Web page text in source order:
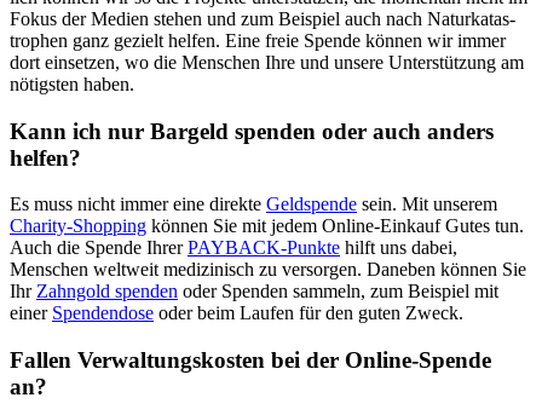
Fokus der Medien stehen und zum Beispiel auch nach Natur­katas­
trophen ganz gezielt helfen. Eine freie Spende können wir immer
dort einsetzen, wo die Menschen Ihre und unsere Unter­stützung am
nötigsten haben.
Kann ich nur Bargeld spenden oder auch anders
helfen?
Es muss nicht immer eine direkte Geld­spende sein. Mit unserem
Charity-Shopping können Sie mit jedem Online-Einkauf Gutes tun.
Auch die Spende IhrerPAYBACK-Punkte hilft uns dabei,
Menschen weltweit medi­zinisch zu versorgen. Daneben können Sie
IhrZahngold spenden oder Spenden sammeln, zum Beispiel mit
einer Spenden­dose oder beim Laufen für den guten Zweck.
Fallen Verwaltungs­kosten bei der Online-Spende
an?